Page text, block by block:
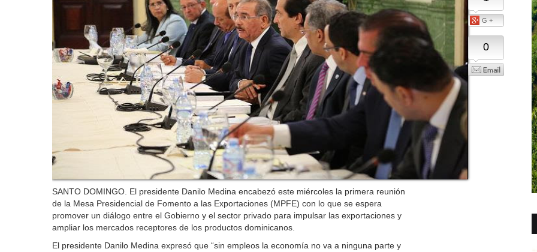
G +
0
SANTO DOMINGO. El presidente Danilo Medina encabezó este miércoles la primera reunión
de la Mesa Presidencial de Fomento a las Exportaciones (MPFE) con lo que se espera
promover un diálogo entre el Gobierno y el sector privado para impulsar las exportaciones y
ampliar los mercados receptores de los productos dominicanos.
El presidente Danilo Medina expresó que “sin empleos la economía no va a ninguna parte y